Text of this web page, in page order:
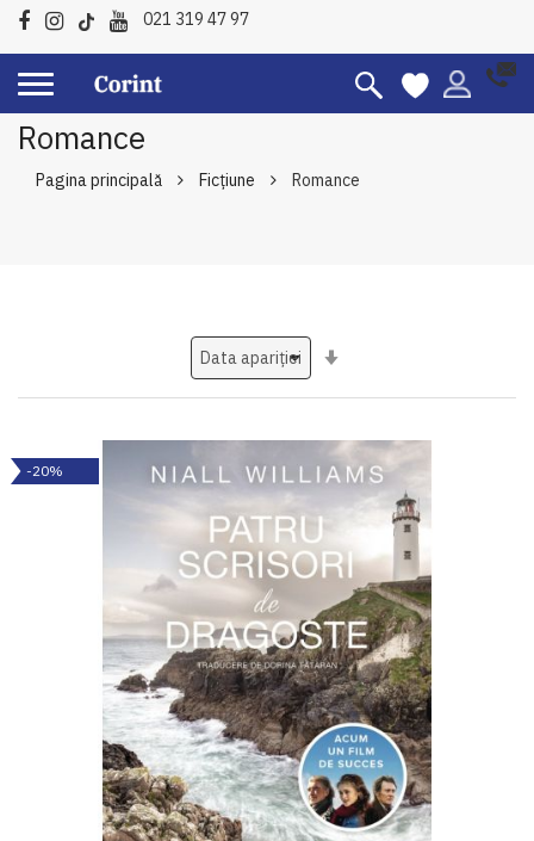
021 319 47 97
Romance
Pagina principală Ficțiune Romance
-20%